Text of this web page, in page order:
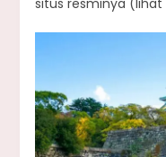
situs resminya (lihat